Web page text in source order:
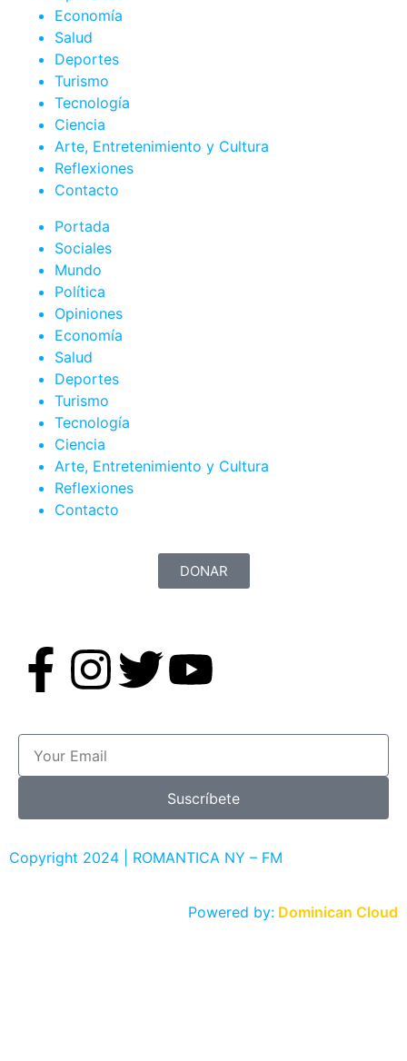
Economía
Salud
Deportes
Turismo
Tecnología
Ciencia
Arte, Entretenimiento y Cultura
Reflexiones
Contacto
Portada
Sociales
Mundo
Política
Opiniones
Economía
Salud
Deportes
Turismo
Tecnología
Ciencia
Arte, Entretenimiento y Cultura
Reflexiones
Contacto
DONAR
Suscríbete
Copyright 2024 | ROMANTICA NY – FM
Powered by: Dominican Cloud